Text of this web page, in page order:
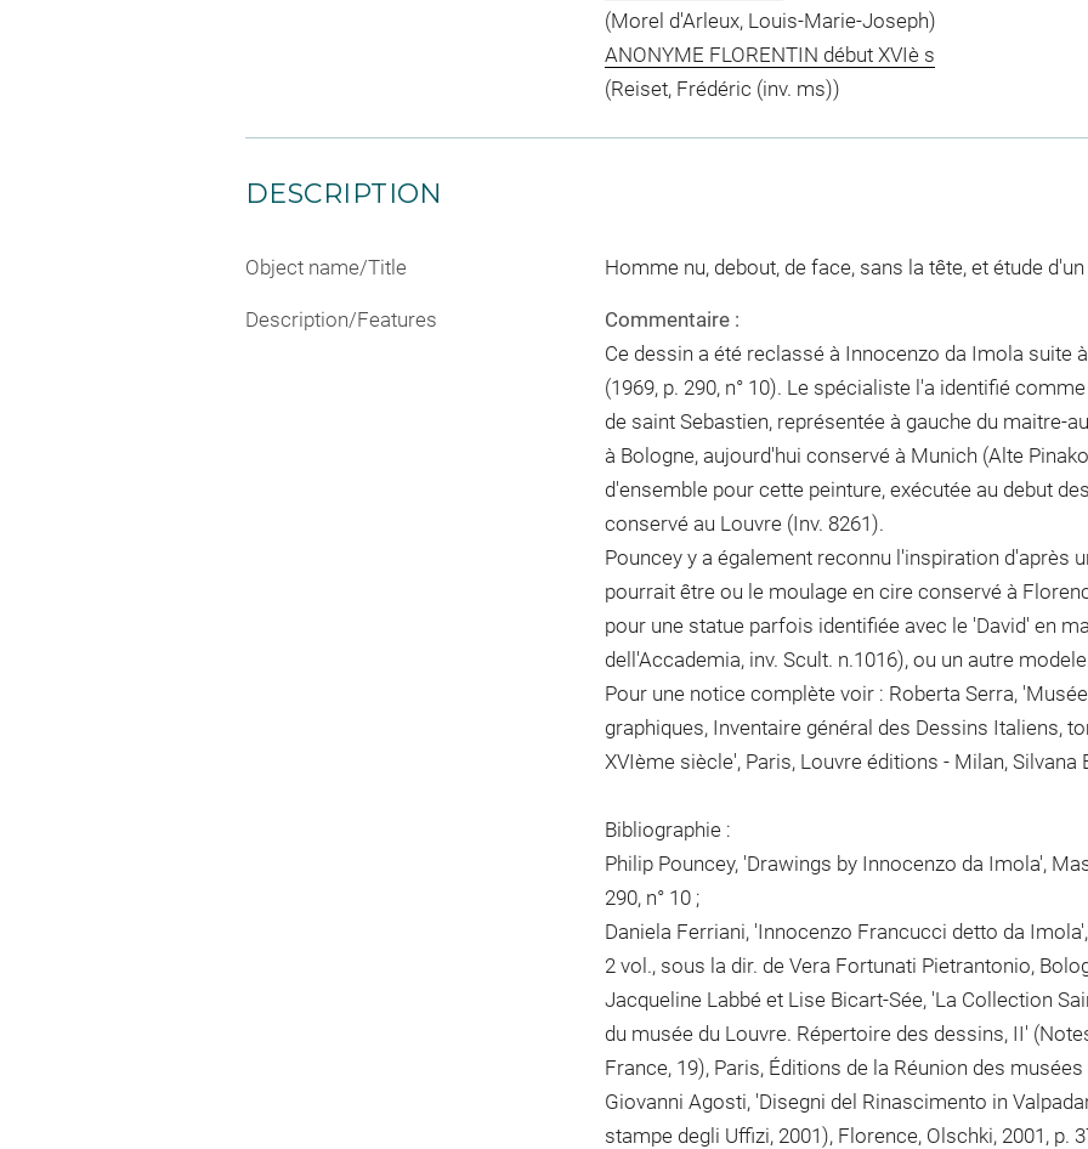
(Morel d'Arleux, Louis-Marie-Joseph)
ANONYME FLORENTIN début XVIè s
(Reiset, Frédéric (inv. ms))
DESCRIPTION
Object name/Title Homme nu, debout, de face, sans la tête, et étude
Description/Features
Commentaire :
Ce dessin a été reclassé à Innocenzo da Imola suite
(1969, p. 290, n° 10). Le spécialiste l'a identifié
de saint Sebastien, représentée à gauche du maitre-
à Bologne, aujourd'hui conservé à Munich (Alte
d'ensemble pour cette peinture, exécutée au debut
conservé au Louvre (Inv. 8261).
Pouncey y a également reconnu l'inspiration d'après
pourrait être ou le moulage en cire conservé à
pour une statue parfois identifiée avec le 'David' en
dell'Accademia, inv. Scult. n.1016), ou un autre
Pour une notice complète voir : Roberta Serra,
graphiques, Inventaire général des Dessins Italiens,
XVIème siècle', Paris, Louvre éditions - Milan, Silvana
Bibliographie :
Philip Pouncey, 'Drawings by Innocenzo da Imola',
290, n° 10 ;
Daniela Ferriani, 'Innocenzo Francucci detto da
2 vol., sous la dir. de Vera Fortunati Pietrantonio,
Jacqueline Labbé et Lise Bicart-Sée, 'La Collection
du musée du Louvre. Répertoire des dessins, II'
France, 19), Paris, Éditions de la Réunion des musées
Giovanni Agosti, 'Disegni del Rinascimento in
stampe degli Uffizi, 2001), Florence, Olschki, 2001, p.